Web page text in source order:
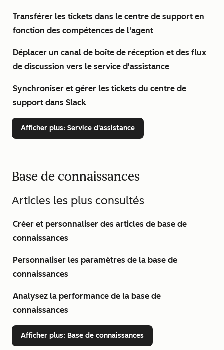
Transférer les tickets dans le centre de support en
fonction des compétences de l'agent
Déplacer un canal de boîte de réception et des flux
de discussion vers le service d'assistance
Synchroniser et gérer les tickets du centre de
support dans Slack
Afficher plus: Service d'assistance
Base de connaissances
Articles les plus consultés
Créer et personnaliser des articles de base de
connaissances
Personnaliser les paramètres de la base de
connaissances
Analysez la performance de la base de
connaissances
Afficher plus: Base de connaissances